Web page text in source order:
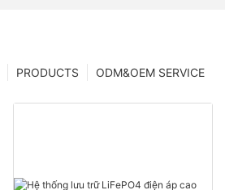
ODM&OEM SERVICE
PRODUCTS